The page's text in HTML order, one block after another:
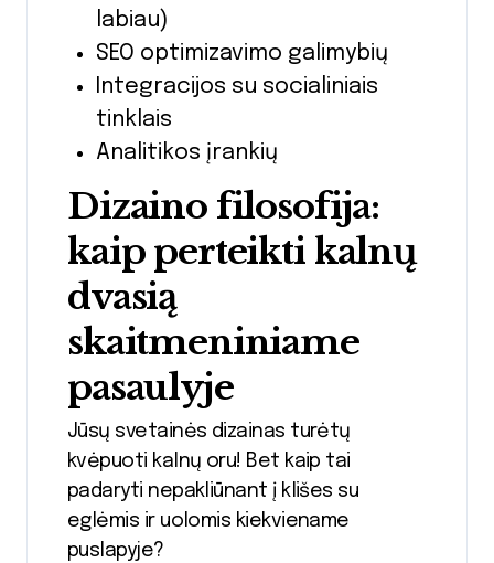
labiau)
SEO optimizavimo galimybių
Integracijos su socialiniais
tinklais
Analitikos įrankių
Dizaino filosofija:
kaip perteikti kalnų
dvasią
skaitmeniniame
pasaulyje
Jūsų svetainės dizainas turėtų
kvėpuoti kalnų oru! Bet kaip tai
padaryti nepakliūnant į klišes su
eglėmis ir uolomis kiekviename
puslapyje?